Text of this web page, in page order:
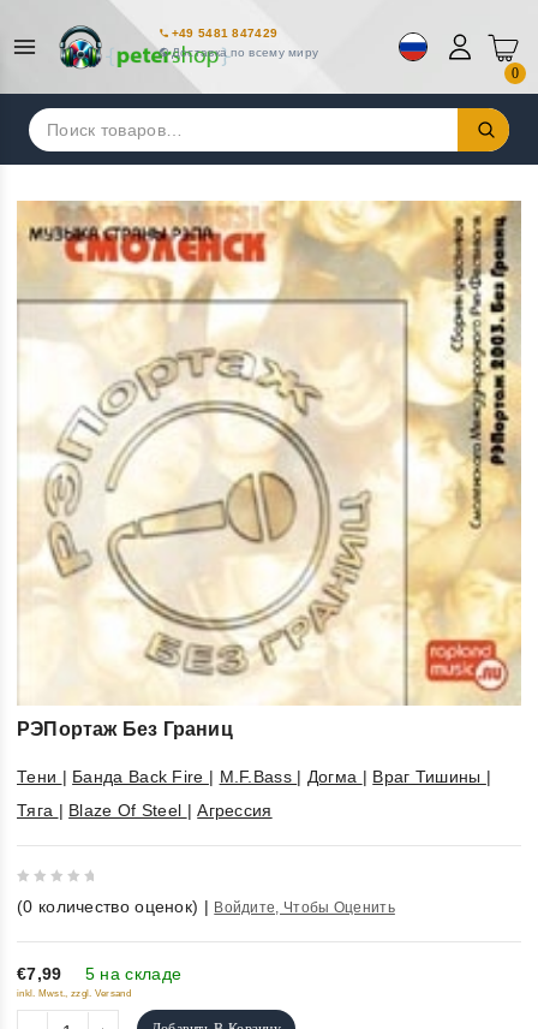
+49 5481 847429
Доставка по всему миру
0
Искать:
РЭПортаж Без Границ
Тени | Банда Back Fire | M.F.Bass | Догма | Враг Тишины |
Тяга | Blaze Of Steel |Агрессия
out
of
5
(0 количество оценок) | Войдите, Чтобы Оценить
€7,99 5 на складе
inkl. Mwst., zzgl. Versand